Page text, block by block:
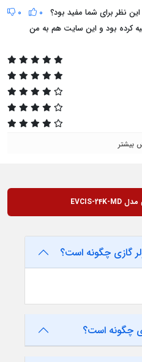
این نظر برای شما مفید بود؟
0
0
کرده بود و این سایت هم به من
بیشتر
گازی چگونه است؟
چگونه است؟